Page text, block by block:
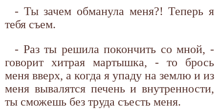
- Ты зачем обманула меня?! Теперь я
тебя съем.
- Раз ты решила покончить со мной, -
говорит хитрая мартышка, - то брось
меня вверх, а когда я упаду на землю и из
меня вывалятся печень и внутренности,
ты сможешь без труда съесть меня.